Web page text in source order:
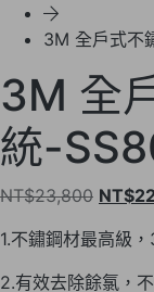
3M 全戶式不
3M 全
統-
NT$23,800 原
價
格：
NT$
1.不鏽鋼材最高級
2.有效去除餘氯，